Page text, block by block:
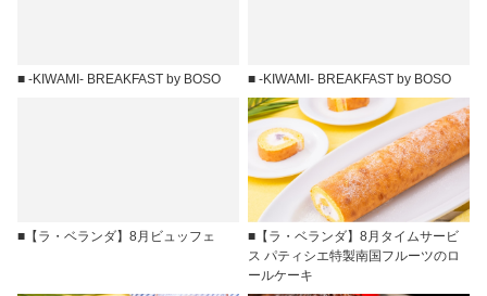
■ -KIWAMI- BREAKFAST by BOSO ■ -KIWAMI- BREAKFAST by BOSO
■【ラ・ベランダ】8月ビュッフェ
■【ラ・ベランダ】8月タイムサービ
ス パティシエ特製南国フルーツのロ
ールケーキ